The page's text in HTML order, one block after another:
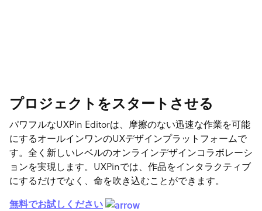
プロジェクトをスタートさせる
パワフルなUXPin Editorは、摩擦のない迅速な作業を可能
にするオールインワンのUXデザインプラットフォームで
す。全く新しいレベルのオンラインデザインコラボレーシ
ョンを実現します。UXPinでは、作品をインタラクティブ
にするだけでなく、命を吹き込むことができます。
無料でお試しください